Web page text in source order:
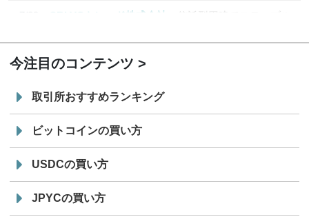
7/29
SBI VCトレード株式会社
信託型円建てステーブル
今注目のコンテンツ
取引所おすすめランキング
ビットコインの買い方
USDCの買い方
JPYCの買い方